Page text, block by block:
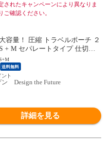
れたキャンペーンにより異なりま
確認ください。
容量！ 圧縮 トラベルポーチ ２
+ M セパレートタイプ 仕切り
い可 圧縮バッグ 収納ポーチ
ポーチ コンパクト 収納 バッ
84300023〔グレージュ〕
送料無料
ン Design the Future
詳細を見る